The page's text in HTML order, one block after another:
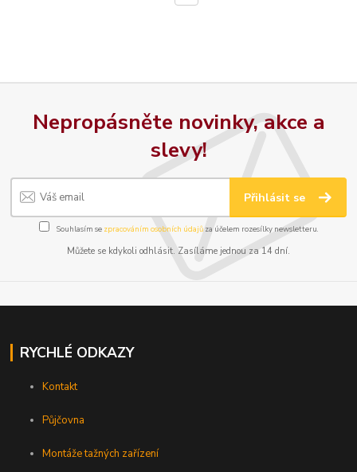
Nepropásněte novinky, akce a
slevy!
Přihlásit se
Souhlasím se zpracováním osobních údajůza účelem rozesílky newsletteru.
Můžete se kdykoli odhlásit. Zasíláme jednou za 14 dní.
RYCHLÉ ODKAZY
Kontakt
Půjčovna
Montáže tažných zařízení